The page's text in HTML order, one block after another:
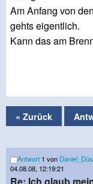
Am Anfang von
gehts eigentlich.
Kann das am
« Zurück
Antwort 1 von
04.08.08, 12:19:21